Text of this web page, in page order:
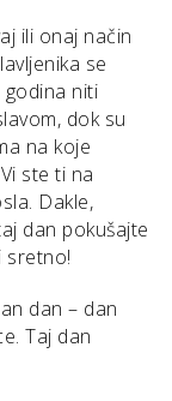
ili onaj način
se
niti
dok su
na koje
ste ti na
Dakle,
dan pokušajte
sretno!
dan – dan
Taj dan